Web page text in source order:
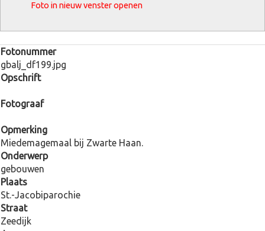
Foto in nieuw venster openen
Fotonummer
gbalj_df199.jpg
Opschrift
Fotograaf
Opmerking
Miedemagemaal bij Zwarte Haan.
Onderwerp
gebouwen
Plaats
St.-Jacobiparochie
Straat
Zeedijk